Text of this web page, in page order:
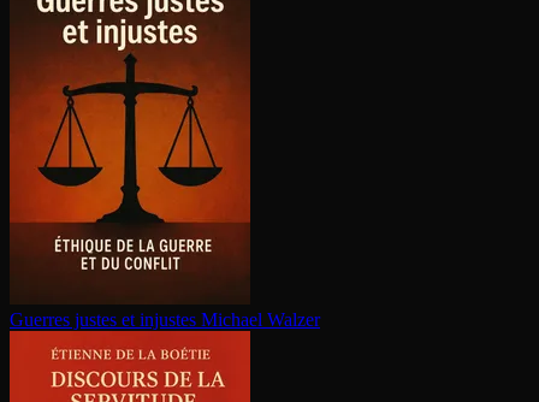
Guerres justes et injustes Michael Walzer